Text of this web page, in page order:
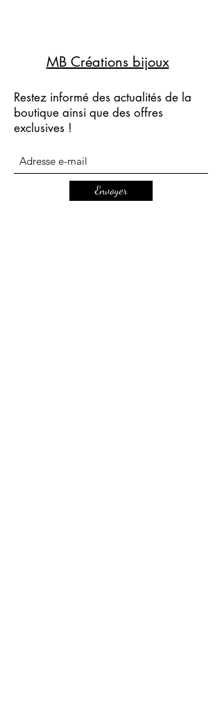
MB Créations bijoux
Restez informé des actualités de la
boutique ainsi que des offres
exclusives !
Envoyer